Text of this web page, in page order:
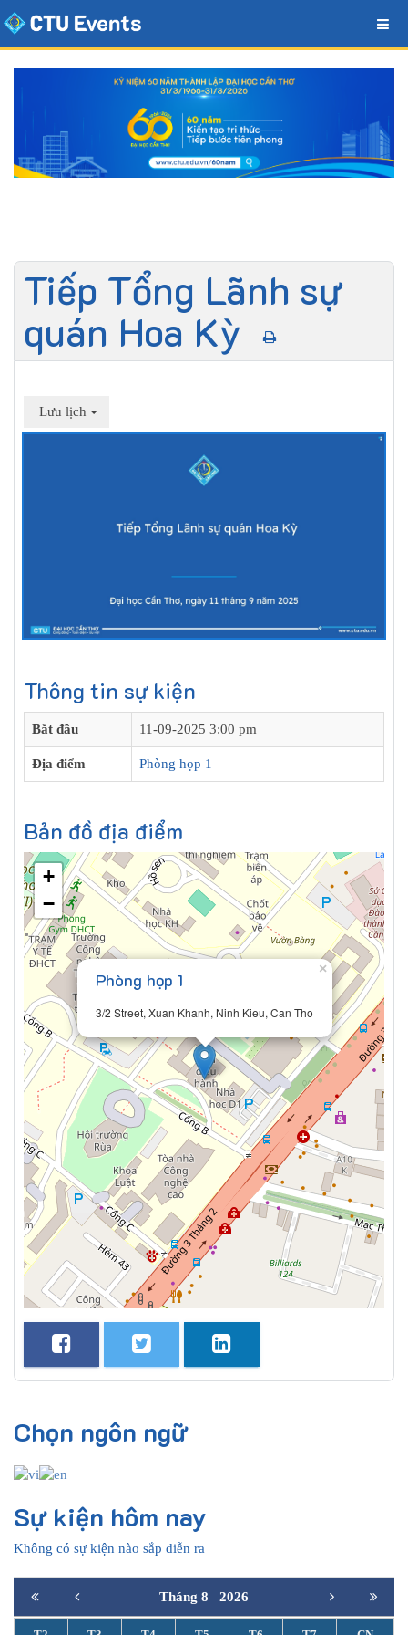
Tiếp Tổng Lãnh sự
quán Hoa Kỳ
Lưu lịch
Thông tin sự kiện
Bắt đầu 11-09-2025 3:00 pm
Địa điểm Phòng họp 1
Bản đồ địa điểm
Phòng họp 1
3/2 Street, Xuan Khanh, Ninh Kieu, Can Tho
×
+
−
Chọn ngôn ngữ
Sự kiện hôm nay
Không có sự kiện nào sắp diễn ra
Tháng 8 2026